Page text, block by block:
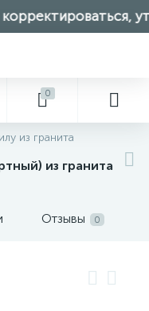
0
из гранита
из гранита
Отзывы 0